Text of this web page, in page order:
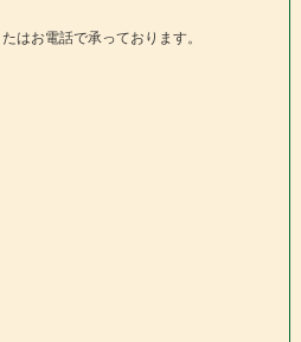
はお電話で承っております。